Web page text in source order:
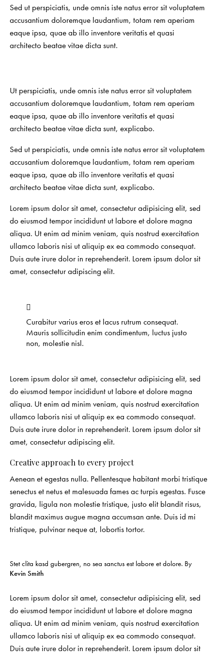
Sed ut perspiciatis, unde omnis iste natus error sit voluptatem
accusantium doloremque laudantium, totam rem aperiam
eaque ipsa, quae ab illo inventore veritatis et quasi
architecto beatae vitae dicta sunt.
Ut perspiciatis, unde omnis iste natus error sit voluptatem
accusantium doloremque laudantium, totam rem aperiam
eaque ipsa, quae ab illo inventore veritatis et quasi
architecto beatae vitae dicta sunt, explicabo.
Sed ut perspiciatis, unde omnis iste natus error sit voluptatem
accusantium doloremque laudantium, totam rem aperiam
eaque ipsa, quae ab illo inventore veritatis et quasi
architecto beatae vitae dicta sunt, explicabo.
Lorem ipsum dolor sit amet, consectetur adipisicing elit, sed
do eiusmod tempor incididunt ut labore et dolore magna
aliqua. Ut enim ad minim veniam, quis nostrud exercitation
ullamco laboris nisi ut aliquip ex ea commodo consequat.
Duis aute irure dolor in reprehenderit. Lorem ipsum dolor sit
amet, consectetur adipiscing elit.
Curabitur varius eros et lacus rutrum consequat.
Mauris sollicitudin enim condimentum, luctus justo
non, molestie nisl.
Lorem ipsum dolor sit amet, consectetur adipisicing elit, sed
do eiusmod tempor incididunt ut labore et dolore magna
aliqua. Ut enim ad minim veniam, quis nostrud exercitation
ullamco laboris nisi ut aliquip ex ea commodo consequat.
Duis aute irure dolor in reprehenderit. Lorem ipsum dolor sit
amet, consectetur adipiscing elit.
Creative approach to every project
Aenean et egestas nulla. Pellentesque habitant morbi tristique
senectus et netus et malesuada fames ac turpis egestas. Fusce
gravida, ligula non molestie tristique, justo elit blandit risus,
blandit maximus augue magna accumsan ante. Duis id mi
tristique, pulvinar neque at, lobortis tortor.
Stet clita kasd gubergren, no sea sanctus est labore et dolore. By
Kevin Smith
Lorem ipsum dolor sit amet, consectetur adipisicing elit, sed
do eiusmod tempor incididunt ut labore et dolore magna
aliqua. Ut enim ad minim veniam, quis nostrud exercitation
ullamco laboris nisi ut aliquip ex ea commodo consequat.
Duis aute irure dolor in reprehenderit. Lorem ipsum dolor sit